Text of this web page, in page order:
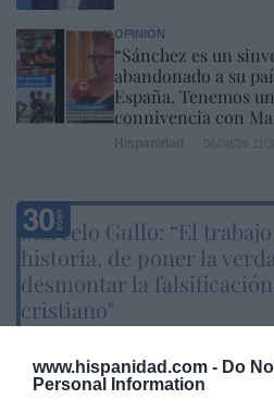
www.hispanidad.com - Do
Personal Information
OPINIÓN
“Sánchez es un
abandonado a su
España. Tenemos
connivencia con
Marcelo Gullo: “El
historia, de poner la
desmontar la
cristiano"
Artículos anteriores